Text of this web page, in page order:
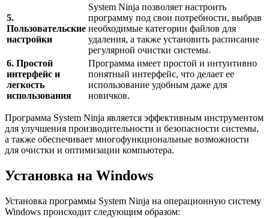
5.
Пользовательские
настройки
System Ninja позволяет настроить
программу под свои потребности, выбрав
необходимые категории файлов для
удаления, а также установить расписание
регулярной очистки системы.
6. Простой
интерфейс и
легкость
использования
Программа имеет простой и интуитивно
понятный интерфейс, что делает ее
использование удобным даже для
новичков.
Программа System Ninja является эффективным инструментом
для улучшения производительности и безопасности системы,
а также обеспечивает многофункциональные возможности
для очистки и оптимизации компьютера.
Установка на Windows
Установка программы System Ninja на операционную систему
Windows происходит следующим образом: